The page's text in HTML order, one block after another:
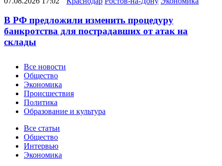
В РФ предложили изменить процедуру
банкротства для пострадавших от атак на
склады
Новости
Все новости
Общество
Экономика
Происшествия
Политика
Образование и культура
Статьи
Все статьи
Общество
Интервью
Экономика